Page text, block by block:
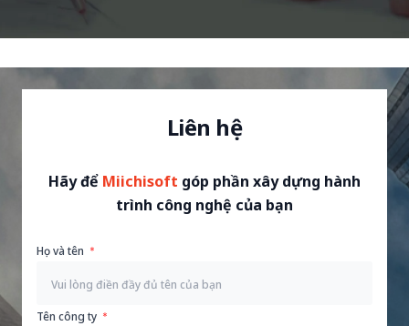
Liên hệ
Hãy để Miichisoft góp phần xây dựng hành
trình công nghệ của bạn
Họ và tên
Tên công ty